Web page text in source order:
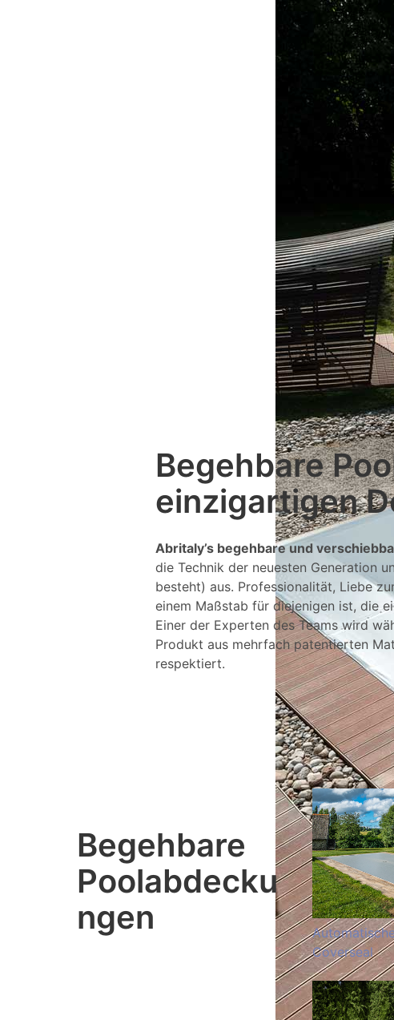
Begehbare
einzigartigen
Abritaly’s begehbare und
die Technik der neuesten Generation
besteht) aus. Professionalität, Liebe
einem Maßstab für diejenigen ist, die
Einer der Experten des Teams wird
Produkt aus mehrfach patentierten
respektiert.
Begehbare
Poolabdecku
ngen
Coverseal